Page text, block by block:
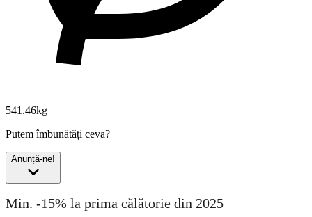
541.46kg
Putem îmbunătăți ceva?
Anunță-ne!
Min. -15% la prima călătorie din 2025